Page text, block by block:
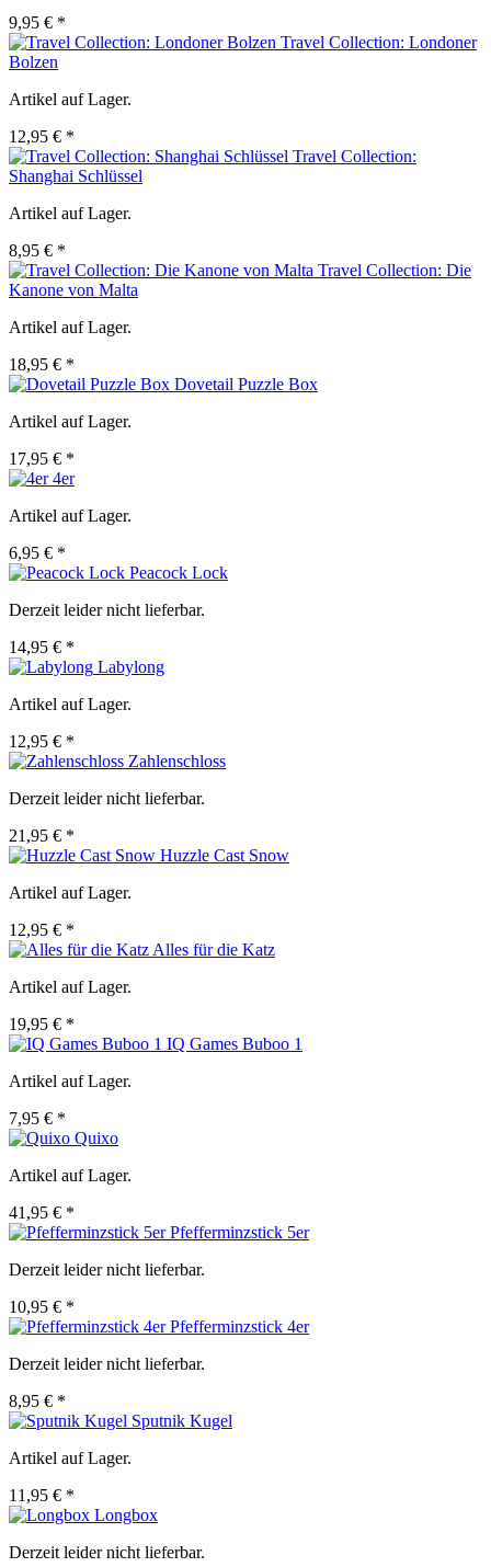
9,95 € *
Travel Collection: Londoner
Bolzen
Artikel auf Lager.
12,95 € *
Travel Collection:
Shanghai Schlüssel
Artikel auf Lager.
8,95 € *
Travel Collection: Die
Kanone von Malta
Artikel auf Lager.
18,95 € *
Dovetail Puzzle Box
Artikel auf Lager.
17,95 € *
4er
Artikel auf Lager.
6,95 € *
Peacock Lock
Derzeit leider nicht lieferbar.
14,95 € *
Labylong
Artikel auf Lager.
12,95 € *
Zahlenschloss
Derzeit leider nicht lieferbar.
21,95 € *
Huzzle Cast Snow
Artikel auf Lager.
12,95 € *
Alles für die Katz
Artikel auf Lager.
19,95 € *
IQ Games Buboo 1
Artikel auf Lager.
7,95 € *
Quixo
Artikel auf Lager.
41,95 € *
Pfefferminzstick 5er
Derzeit leider nicht lieferbar.
10,95 € *
Pfefferminzstick 4er
Derzeit leider nicht lieferbar.
8,95 € *
Sputnik Kugel
Artikel auf Lager.
11,95 € *
Longbox
Derzeit leider nicht lieferbar.